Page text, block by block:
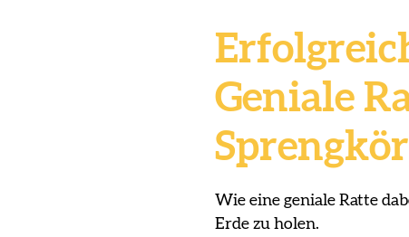
Geniale
Wie eine geniale Ratte
Erde zu holen.